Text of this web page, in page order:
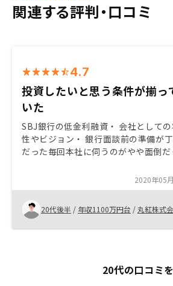
関連する評判・口コミ
4.7
投資したいと思う条件が揃っ
いた
SBJ銀行の低金利融資・ 会社としての
性やビジョン・ 銀行面談前の準備が
だった毎回本社に伺うのがやや面倒だ
2020年05
20代後半 / 年収1100万円台 /丸紅株式
20代の口コミ